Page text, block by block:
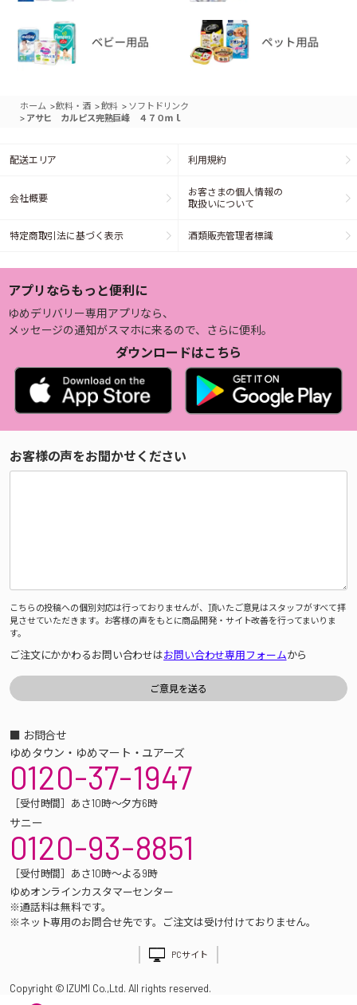
ホーム >飲料・酒 >飲料 > ソフトドリンク
> アサヒ カルピス完熟巨峰 ４７０ｍｌ
配送エリア 利用規約
会社概要
お客さまの個人情報の
取扱いについて
特定商取引法に基づく表示 酒類販売管理者標識
アプリならもっと便利に
ゆめデリバリー専用アプリなら、
メッセージの通知がスマホに来るので、さらに便利。
ダウンロードはこちら
お客様の声をお聞かせください
こちらの投稿への個別対応は行っておりませんが、頂いたご意見はスタッフがすべて拝
見させていただきます。お客様の声をもとに商品開発・サイト改善を行ってまいりま
す。
ご注文にかかわるお問い合わせはお問い合わせ専用フォームから
■ お問合せ
ゆめタウン・ゆめマート・ユアーズ
0120-37-1947
［受付時間］あさ10時～夕方6時
サニー
0120-93-8851
［受付時間］あさ10時～よる9時
ゆめオンラインカスタマーセンター
※通話料は無料です。
※ネット専用のお問合せ先です。ご注文は受け付けておりません。
PCサイト
Copyright © IZUMI Co.,Ltd. All rights reserved.